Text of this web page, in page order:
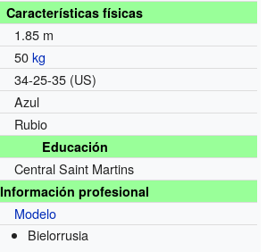
Características físicas
1.85 m
50kg
34-25-35 (US)
Azul
Rubio
Educación
Central Saint Martins
Información profesional
Modelo
Bielorrusia